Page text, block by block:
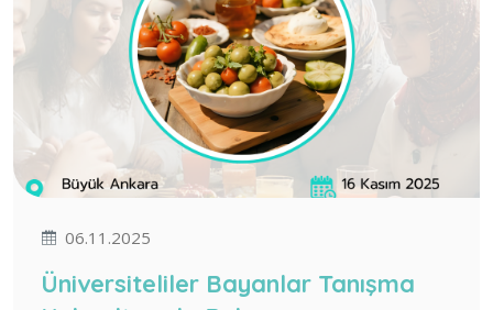
06.11.2025
Üniversiteliler Bayanlar Tanışma